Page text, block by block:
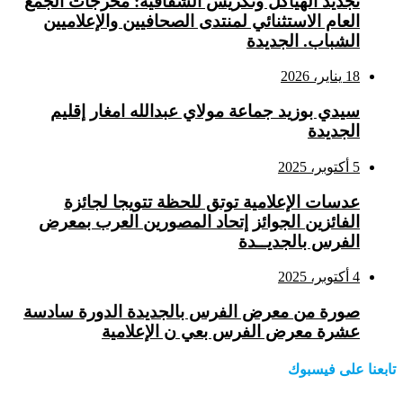
العام الاستثنائي لمنتدى الصحافيين والإعلاميين
الشباب. الجديدة
18 يناير، 2026
سيدي بوزيد جماعة مولاي عبدالله امغار إقليم
الجديدة
5 أكتوبر، 2025
عدسات الإعلامية توتق للحظة تتويجا لجائزة
الفائزين الجوائز إتحاد المصورين العرب بمعرض
الفرس بالجديــدة
4 أكتوبر، 2025
صورة من معرض الفرس بالجديدة الدورة سادسة
عشرة معرض الفرس بعي ن الإعلامية
تابعنا على فيسبوك